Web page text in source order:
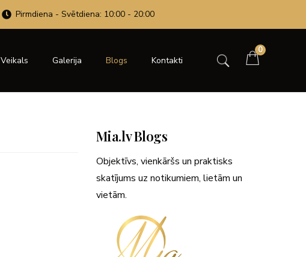
Pirmdiena - Svētdiena: 10:00 - 20:00
Veikals Galerija Blogs Kontakti
0
Mia.lv Blogs
Objektīvs, vienkāršs un praktisks
skatījums uz notikumiem, lietām un
vietām.